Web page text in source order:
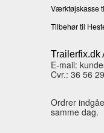
Værktøjskasse
Tilbehør til
Trailerfix.dk
E-mail:
Cvr.: 36 56
Ordrer
samme dag.